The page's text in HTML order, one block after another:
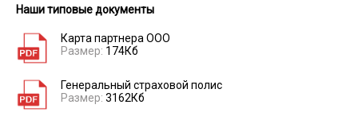
Наши типовые документы
Карта партнера ООО
Размер: 174Кб
Генеральный страховой полис
Размер: 3162Кб